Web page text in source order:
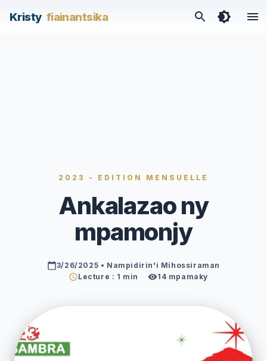
Kristy fiainantsika
2023 - EDITION MENSUELLE
Ankalazao ny
mpamonjy
3/26/2025 • Nampidirin'i Mihossiraman
Lecture : 1 min
14 mpamaky